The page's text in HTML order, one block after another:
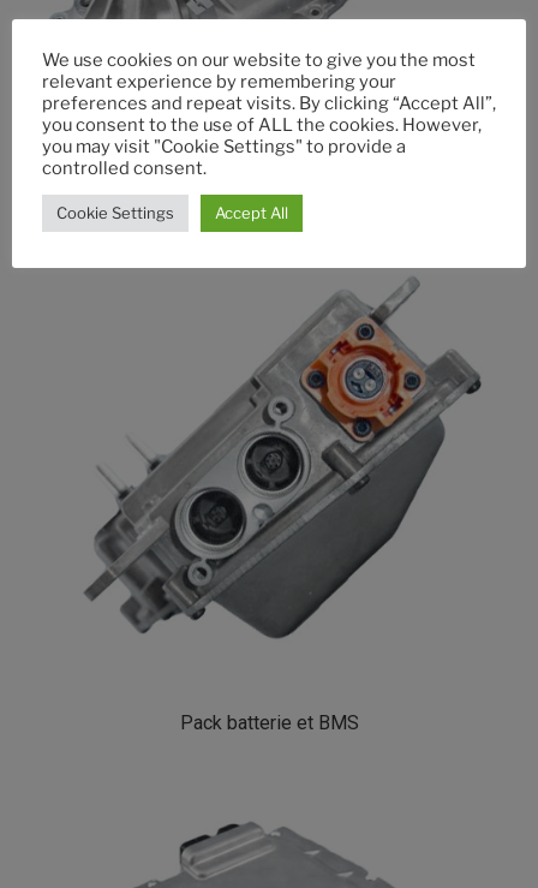
Transmission
Pack batterie et BMS
We use cookies on our website to give you the most
relevant experience by remembering your
preferences and repeat visits. By clicking “Accept All”,
you consent to the use of ALL the cookies. However,
you may visit "Cookie Settings" to provide a
controlled consent.
Cookie Settings Accept All